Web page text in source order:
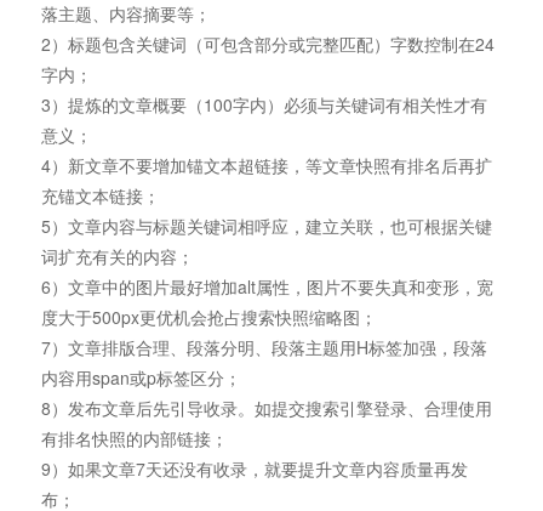
落主题、内容摘要等；
2）标题包含关键词（可包含部分或完整匹配）字数控制在24
字内；
3）提炼的文章概要（100字内）必须与关键词有相关性才有
意义；
4）新文章不要增加锚文本超链接，等文章快照有排名后再扩
充锚文本链接；
5）文章内容与标题关键词相呼应，建立关联，也可根据关键
词扩充有关的内容；
6）文章中的图片最好增加alt属性，图片不要失真和变形，宽
度大于500px更优机会抢占搜索快照缩略图；
7）文章排版合理、段落分明、段落主题用H标签加强，段落
内容用span或p标签区分；
8）发布文章后先引导收录。如提交搜索引擎登录、合理使用
有排名快照的内部链接；
9）如果文章7天还没有收录，就要提升文章内容质量再发
布；